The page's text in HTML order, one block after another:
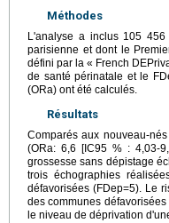
Méthodes
L'analyse a inclus 105
parisienne et dont le
défini par la « French
de santé périnatale et le
(ORa) ont été calculés.
Résultats
Comparés aux nouveau-
(ORa: 6,6 [IC95 % : 4,03-
grossesse sans dépistage
trois échographies
défavorisées (FDep=5). Le
des communes
le niveau de déprivation